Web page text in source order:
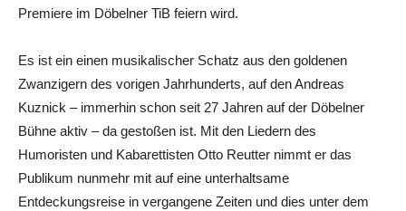
Premiere im Döbelner TiB feiern wird.
Es ist ein einen musikalischer Schatz aus den goldenen
Zwanzigern des vorigen Jahrhunderts, auf den Andreas
Kuznick – immerhin schon seit 27 Jahren auf der Döbelner
Bühne aktiv – da gestoßen ist. Mit den Liedern des
Humoristen und Kabarettisten Otto Reutter nimmt er das
Publikum nunmehr mit auf eine unterhaltsame
Entdeckungsreise in vergangene Zeiten und dies unter dem